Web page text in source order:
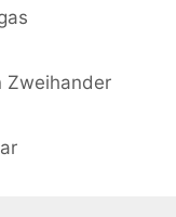
Zweihander